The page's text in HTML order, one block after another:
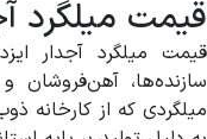
قیمت میلگرد
قیمت میلگرد آجدار
سازنده‌ها، آهن‌فروشان
میلگردی که از کارخانه